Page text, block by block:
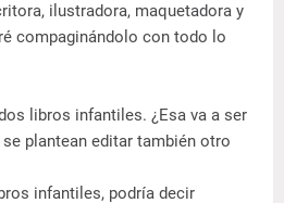
ilustradora, maquetadora y
compaginándolo con todo lo
libros infantiles. ¿Esa va a ser
plantean editar también otro
infantiles, podría decir